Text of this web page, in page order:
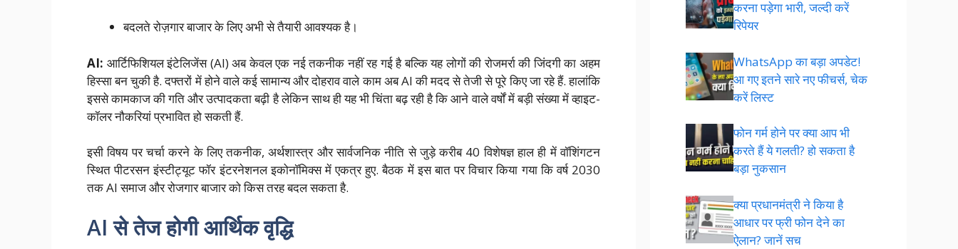
बदलते रोज़गार बाजार के लिए अभी से तैयारी आवश्यक है।
AI: आर्टिफिशियल इंटेलिजेंस (AI) अब केवल एक नई तकनीक नहीं रह गई है बल्कि यह लोगों की रोजमर्रा की जिंदगी का अहम
हिस्सा बन चुकी है. दफ्तरों में होने वाले कई सामान्य और दोहराव वाले काम अब AI की मदद से तेजी से पूरे किए जा रहे हैं. हालांकि
इससे कामकाज की गति और उत्पादकता बढ़ी है लेकिन साथ ही यह भी चिंता बढ़ रही है कि आने वाले वर्षों में बड़ी संख्या में व्हाइट-
कॉलर नौकरियां प्रभावित हो सकती हैं.
इसी विषय पर चर्चा करने के लिए तकनीक, अर्थशास्त्र और सार्वजनिक नीति से जुड़े करीब 40 विशेषज्ञ हाल ही में वॉशिंगटन
स्थित पीटरसन इंस्टीट्यूट फॉर इंटरनेशनल इकोनॉमिक्स में एकत्र हुए. बैठक में इस बात पर विचार किया गया कि वर्ष 2030
तक AI समाज और रोजगार बाजार को किस तरह बदल सकता है.
AI से तेज होगी आर्थिक वृद्धि
करना पड़ेगा भारी, जल्दी करें
रिपेयर
WhatsApp का बड़ा अपडेट!
आ गए इतने सारे नए फीचर्स, चेक
करें लिस्ट
फोन गर्म होने पर क्या आप भी
करते हैं ये गलती? हो सकता है
बड़ा नुकसान
क्या प्रधानमंत्री ने किया है
आधार पर फ्री फोन देने का
ऐलान? जानें सच